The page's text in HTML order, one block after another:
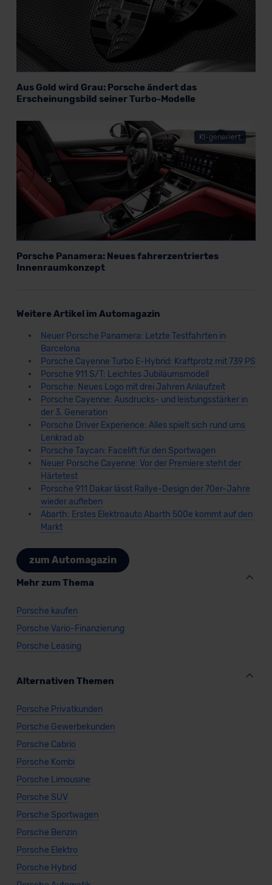
datenschutz@meinauto.de anfordern.
Datenschutzerklärung|Impressum
Aus Gold wird Grau: Porsche ändert das
Erscheinungsbild seiner Turbo-Modelle
KI-generiert
Porsche Panamera: Neues fahrerzentriertes
Innenraumkonzept
Weitere Artikel im Automagazin
Neuer Porsche Panamera: Letzte Testfahrten in
Barcelona
Porsche Cayenne Turbo E-Hybrid: Kraftprotz mit 739 PS
Porsche 911 S/T: Leichtes Jubiläumsmodell
Porsche: Neues Logo mit drei Jahren Anlaufzeit
Porsche Cayenne: Ausdrucks- und leistungsstärker in
der 3. Generation
Porsche Driver Experience: Alles spielt sich rund ums
Lenkrad ab
Porsche Taycan: Facelift für den Sportwagen
Neuer Porsche Cayenne: Vor der Premiere steht der
Härtetest
Porsche 911 Dakar lässt Rallye-Design der 70er-Jahre
wieder aufleben
Abarth: Erstes Elektroauto Abarth 500e kommt auf den
Markt
zum Automagazin
Mehr zum Thema
Porsche kaufen
Porsche Vario-Finanzierung
Porsche Leasing
Alternativen Themen
Porsche Privatkunden
Porsche Gewerbekunden
Porsche Cabrio
Porsche Kombi
Porsche Limousine
Porsche SUV
Porsche Sportwagen
Porsche Benzin
Porsche Elektro
Porsche Hybrid